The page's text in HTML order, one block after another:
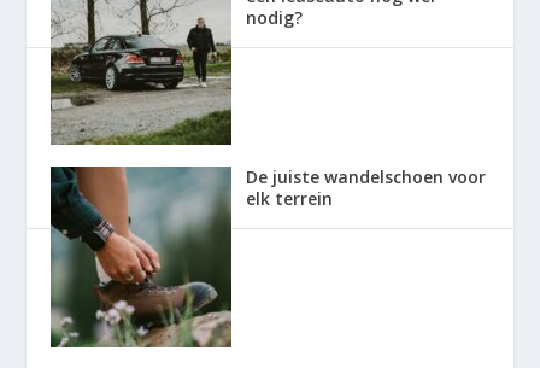
nodig?
De juiste wandelschoen voor
elk terrein